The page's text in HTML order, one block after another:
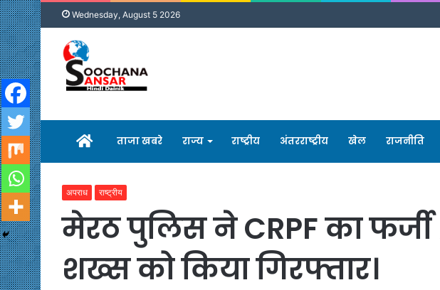
Wednesday, August 5 2026
होम ताजा खबरे राज्य राष्ट्रीय अंतरराष्ट्रीय खेल राजनीति
अपराध राष्ट्रीय
मेरठ पुलिस ने CRPF का
शख्स को किया गिरफ्तार।